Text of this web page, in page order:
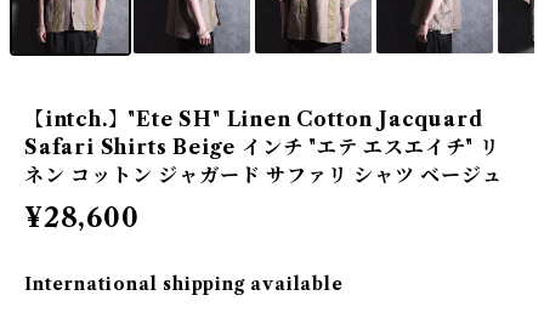
【intch.】"Ete SH" Linen Cotton Jacquard
Safari Shirts Beige インチ "エテ エスエイチ" リ
ネン コットン ジャガード サファリ シャツ ベージュ
¥28,600
International shipping available